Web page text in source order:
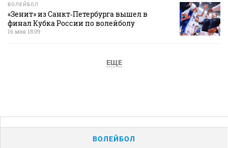
ВОЛЕЙБОЛ
«Зенит» из Санкт‑Петербурга вышел в
финал Кубка России по волейболу
16 мая 18:09
ЕЩЕ
ВОЛЕЙБОЛ